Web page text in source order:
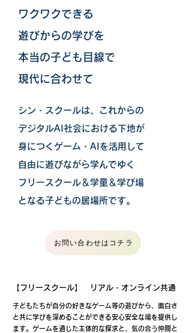
ワクワクできる
​遊びからの学びを
​本当の子ども目線で
現代に合わせて
シン・スクールは、これからの
デジタルAI社会における下地が
身につくゲーム・AIを活用して
自由に遊びながら学んでゆく
フリースクール＆学童＆学び場
​となる子どもの居場所です。
お問い合わせはコチラ
【フリースクール】 リアル・オンライン共通
子どもたちが自分の好きなゲーム等の遊びから、面白さ
と共に学びを深めることができる安心安全な場を提供し
ます。ゲームを通じた主体的な探求と、気の合う仲間と